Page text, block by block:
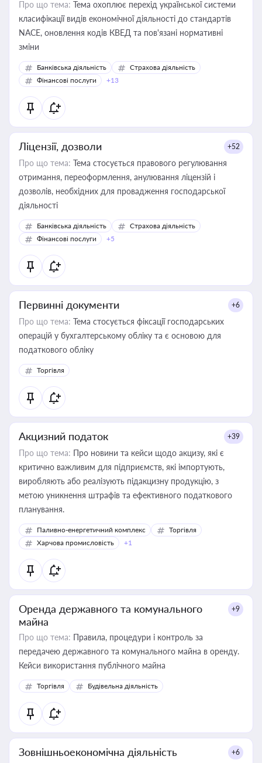
Про що тема: Тема охоплює перехід української системи
класифікації видів економічної діяльності до стандартів
NACE, оновлення кодів КВЕД та пов'язані нормативні
зміни
Банківська діяльність
Страхова діяльність
Фінансові послуги
+13
Ліцензії, дозволи +52
Про що тема: Тема стосується правового регулювання
отримання, переоформлення, анулювання ліцензій і
дозволів, необхідних для провадження господарської
діяльності
Банківська діяльність
Страхова діяльність
Фінансові послуги
+5
Первинні документи +6
Про що тема: Тема стосується фіксації господарських
операцій у бухгалтерському обліку та є основою для
податкового обліку
Торгівля
Акцизний податок +39
Про що тема: Про новини та кейси щодо акцизу, які є
критично важливим для підприємств, які імпортують,
виробляють або реалізують підакцизну продукцію, з
метою уникнення штрафів та ефективного податкового
планування.
Паливно-енергетичний комплекс
Торгівля
Харчова промисловість
+1
Оренда державного та комунального
майна
+9
Про що тема: Правила, процедури і контроль за
передачею державного та комунального майна в оренду.
Кейси використання публічного майна
Торгівля Будівельна діяльність
Зовнішньоекономічна діяльність +6